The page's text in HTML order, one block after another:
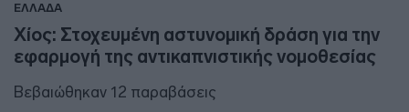
ΕΛΛΑΔΑ
Χίος: Στοχευμένη αστυνομική δράση για την
εφαρμογή της αντικαπνιστικής νομοθεσίας
Βεβαιώθηκαν 12 παραβάσεις